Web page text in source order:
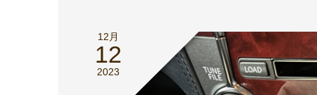
12月
12
2023